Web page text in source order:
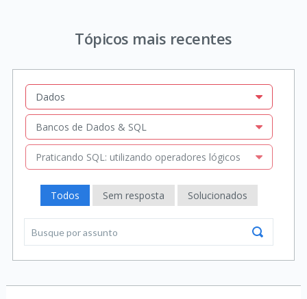
Tópicos mais recentes
Dados
Bancos de Dados & SQL
Praticando SQL: utilizando operadores lógicos
Todos Sem resposta Solucionados